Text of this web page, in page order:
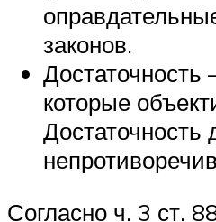
законов.
Достаточность
которые
Достаточность
Согласно ч. 3 ст.